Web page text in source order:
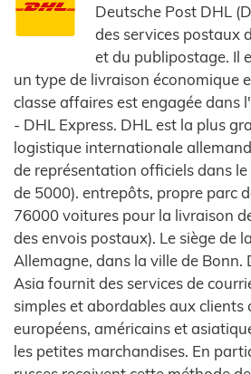
Deutsche Post DHL
des services postaux
et du publipostage. Il
un type de livraison économique
classe affaires est engagée dans
- DHL Express. DHL est la plus
logistique internationale
de représentation officiels dans
de 5000). entrepôts, propre parc
76000 voitures pour la livraison
des envois postaux). Le siège de
Allemagne, dans la ville de Bonn.
Asia fournit des services de
simples et abordables aux clients
européens, américains et
les petites marchandises. En